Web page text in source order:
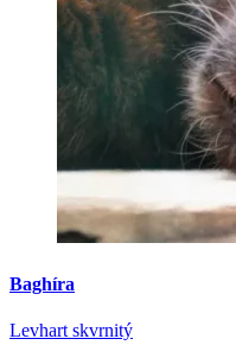
Baghíra
Levhart skvrnitý